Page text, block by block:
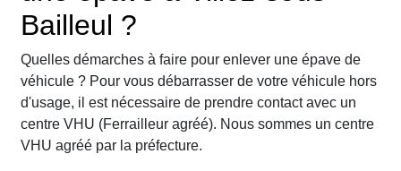
Bailleul ?
Quelles démarches à faire pour enlever une épave de
véhicule ? Pour vous débarrasser de votre véhicule hors
d'usage, il est nécessaire de prendre contact avec un
centre VHU (Ferrailleur agréé). Nous sommes un centre
VHU agréé par la préfecture.